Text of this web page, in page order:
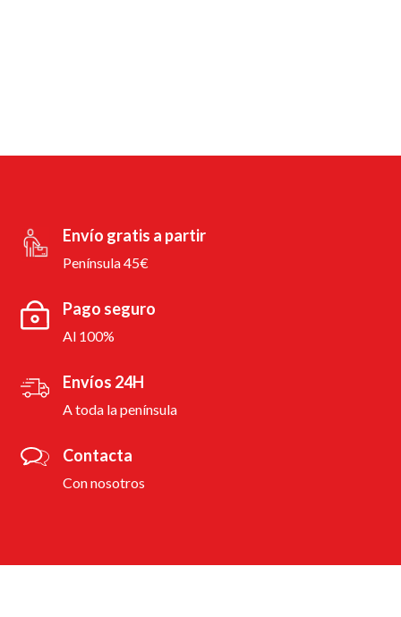
Envío gratis a partir
Península 45€
Pago seguro
Al 100%
Envíos 24H
A toda la península
Contacta
Con nosotros